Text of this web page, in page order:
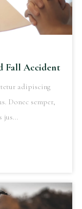
Fall Accident
adipiscing
Donec semper,
jus...